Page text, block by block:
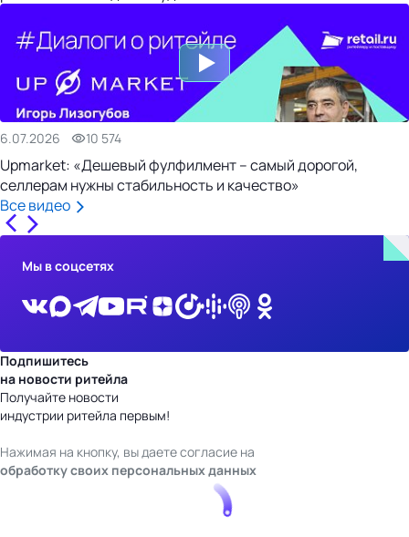
6.07.2026 10 574
Upmarket: «Дешевый фулфилмент – самый дорогой,
селлерам нужны стабильность и качество»
Все видео
Мы в соцсетях
Подпишитесь
на новости ритейла
Получайте новости
индустрии ритейла первым!
Нажимая на кнопку, вы даете согласие на
обработку своих персональных данных